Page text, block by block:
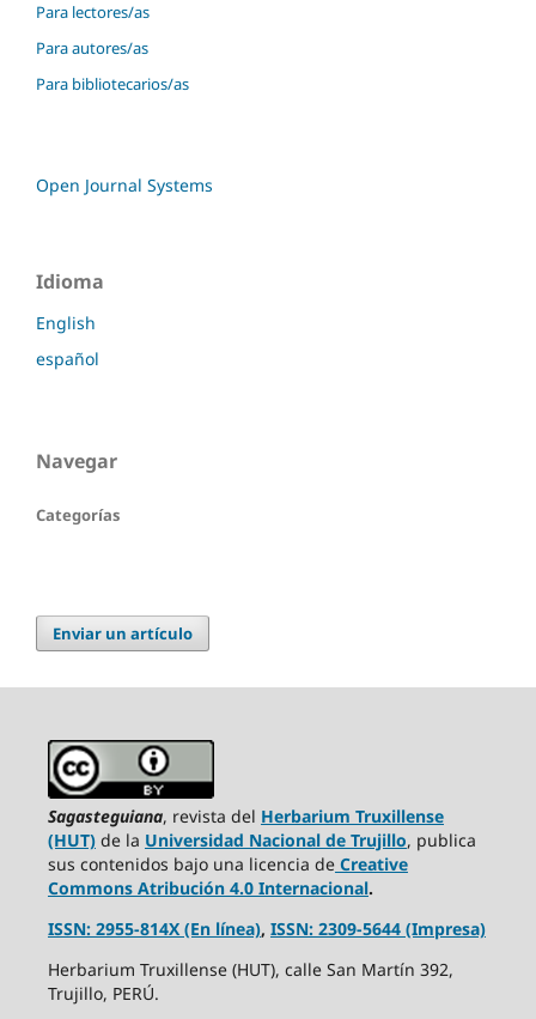
Para lectores/as
Para autores/as
Para bibliotecarios/as
Open Journal Systems
Idioma
English
español
Navegar
Categorías
Enviar un artículo
Sagasteguiana, revista del Herbarium Truxillense
(HUT)de la Universidad Nacional de Trujillo, publica
sus contenidos bajo una licencia deCreative
Commons Atribución 4.0 Internacional.
ISSN: 2955-814X (En línea), ISSN: 2309-5644 (Impresa)
Herbarium Truxillense (HUT), calle San Martín 392,
Trujillo, PERÚ.